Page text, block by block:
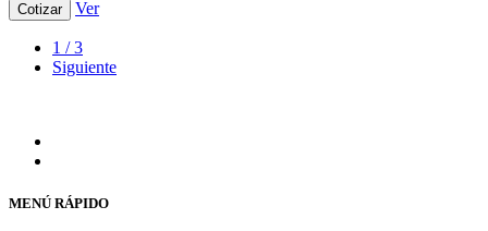
Cotizar Ver
1 / 3
Siguiente
MENÚ RÁPIDO